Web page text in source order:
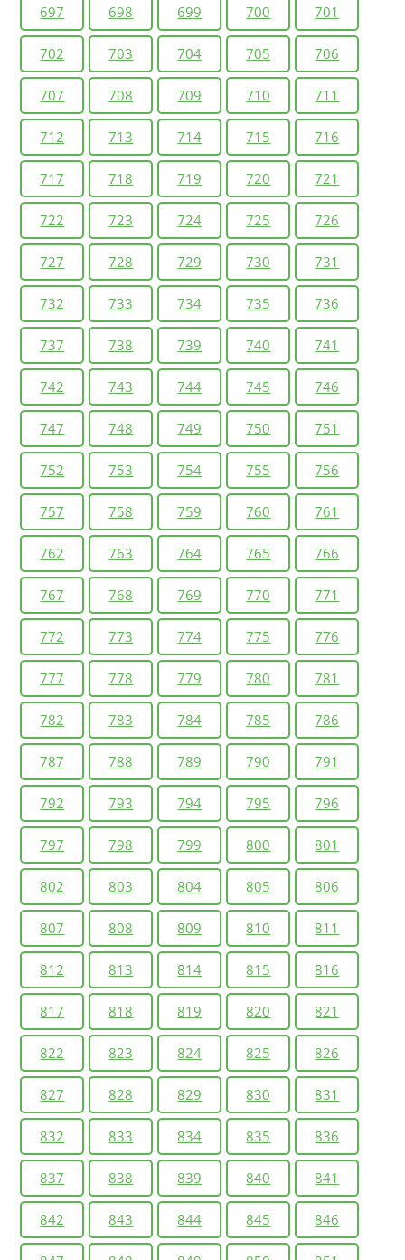
697 698 699 700 701
702 703 704 705 706
707 708 709 710 711
712 713 714 715 716
717 718 719 720 721
722 723 724 725 726
727 728 729 730 731
732 733 734 735 736
737 738 739 740 741
742 743 744 745 746
747 748 749 750 751
752 753 754 755 756
757 758 759 760 761
762 763 764 765 766
767 768 769 770 771
772 773 774 775 776
777 778 779 780 781
782 783 784 785 786
787 788 789 790 791
792 793 794 795 796
797 798 799 800 801
802 803 804 805 806
807 808 809 810 811
812 813 814 815 816
817 818 819 820 821
822 823 824 825 826
827 828 829 830 831
832 833 834 835 836
837 838 839 840 841
842 843 844 845 846